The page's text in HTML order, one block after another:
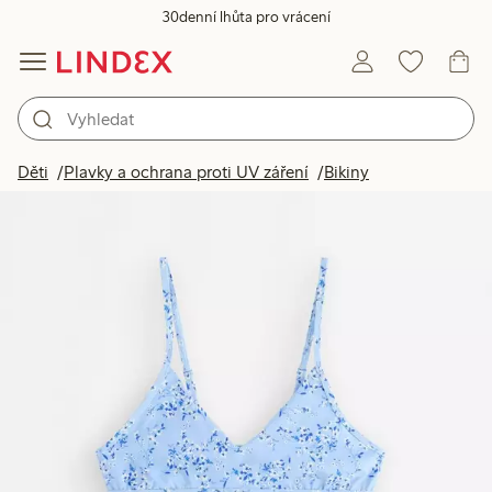
30denní lhůta pro vrácení
Děti Plavky a ochrana proti UV záření Bikiny